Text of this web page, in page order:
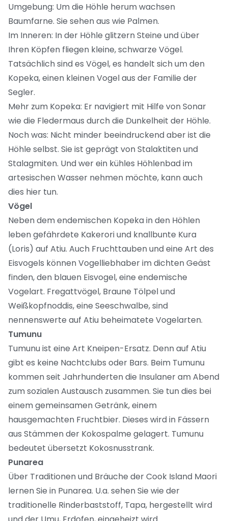
Umgebung: Um die Höhle herum wachsen
Baumfarne. Sie sehen aus wie Palmen.
Im Inneren: In der Höhle glitzern Steine und über
Ihren Köpfen fliegen kleine, schwarze Vögel.
Tatsächlich sind es Vögel, es handelt sich um den
Kopeka, einen kleinen Vogel aus der Familie der
Segler.
Mehr zum Kopeka: Er navigiert mit Hilfe von Sonar
wie die Fledermaus durch die Dunkelheit der Höhle.
Noch was: Nicht minder beeindruckend aber ist die
Höhle selbst. Sie ist geprägt von Stalaktiten und
Stalagmiten. Und wer ein kühles Höhlenbad im
artesischen Wasser nehmen möchte, kann auch
dies hier tun.
Vögel
Neben dem endemischen Kopeka in den Höhlen
leben gefährdete Kakerori und knallbunte Kura
(Loris) auf Atiu. Auch Fruchttauben und eine Art des
Eisvogels können Vogelliebhaber im dichten Geäst
finden, den blauen Eisvogel, eine endemische
Vogelart. Fregattvögel, Braune Tölpel und
Weißkopfnoddis, eine Seeschwalbe, sind
nennenswerte auf Atiu beheimatete Vogelarten.
Tumunu
Tumunu ist eine Art Kneipen-Ersatz. Denn auf Atiu
gibt es keine Nachtclubs oder Bars. Beim Tumunu
kommen seit Jahrhunderten die Insulaner am Abend
zum sozialen Austausch zusammen. Sie tun dies bei
einem gemeinsamen Getränk, einem
hausgemachten Fruchtbier. Dieses wird in Fässern
aus Stämmen der Kokospalme gelagert. Tumunu
bedeutet übersetzt Kokosnusstrank.
Punarea
Über Traditionen und Bräuche der Cook Island Maori
lernen Sie in Punarea. U.a. sehen Sie wie der
traditionelle Rinderbaststoff, Tapa, hergestellt wird